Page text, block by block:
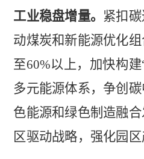
工业稳盘增量。 紧扣
动煤炭和新能源优化
至60%以上，加快构建
多元能源体系，争创
色能源和绿色制造融
区驱动战略，强化园